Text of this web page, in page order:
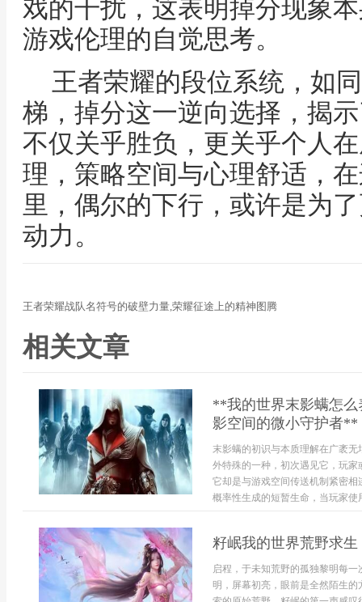
戏的干扰，这表明掉分现象
游戏伦理的自觉思考。
王者荣耀的段位系统，如
梯，掉分这一逆向选择，揭
不仅关乎胜负，更关乎个人
理，策略空间与心理舒适，
里，偶尔的下行，或许是为
动力。
王者荣耀战队名符号的破壁力量,荣耀征途上的精神图腾
相关文章
**我的世界末影螨怎
影空间的微小守护者**
末影螨的初识与本质理解在广袤
外特殊的一种，初次遇见它，玩
它却是与游戏空间传送机制紧密
概率性生成的短暂生命，当玩家
籽岷我的世界荒野求
启程，于未知荒野的孤独黎明每
明，屏幕初亮，眼前是全然陌生